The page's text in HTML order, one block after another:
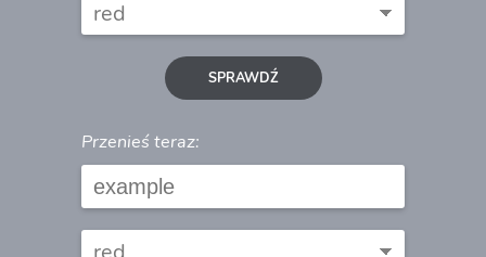
SPRAWDŹ
Przenieś teraz: